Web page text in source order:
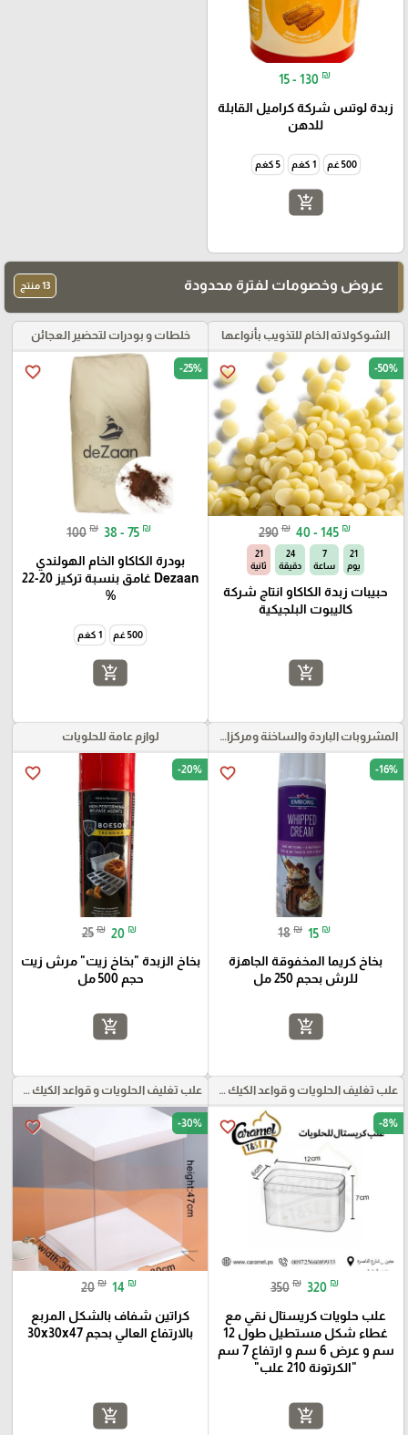
15 - 130 ₪
زبدة لوتس شركة كراميل القابلة
للدهن
500 غم 1 كغم 5 كغم
add_shopping_cart
عروض وخصومات لفترة محدودة 13 منتج
الشوكولاته الخام للتذويب بأنواعها
favorite_border -50%
290 ₪ 40 - 145 ₪
21
يوم
7
ساعة
24
دقيقة
20
ثانية
حبيبات زبدة الكاكاو انتاج شركة
كاليبوت البلجيكية
add_shopping_cart
خلطات و بودرات لتحضير العجائن
favorite_border -25%
100 ₪ 38 - 75 ₪
بودرة الكاكاو الخام الهولندي
Dezaan غامق بنسبة تركيز 20-22
%
500 غم 1 كغم
add_shopping_cart
المشروبات الباردة والساخنة ومركزات الموهيتو
favorite_border -16%
18 ₪ 15 ₪
بخاخ كريما المخفوقة الجاهزة
للرش بحجم 250 مل
add_shopping_cart
لوازم عامة للحلويات
favorite_border -20%
25 ₪ 20 ₪
بخاخ الزبدة "بخاخ زيت" مرش زيت
حجم 500 مل
add_shopping_cart
علب تغليف الحلويات و قواعد الكيك و علب بلاستيكية بأنواعها
favorite_border -8%
350 ₪ 320 ₪
علب حلويات كريستال نقي مع
غطاء شكل مستطيل طول 12
سم و عرض 6 سم و ارتفاع 7 سم
"الكرتونة 210 علب"
add_shopping_cart
علب تغليف الحلويات و قواعد الكيك و علب بلاستيكية بأنواعها
favorite_border -30%
20 ₪ 14 ₪
كراتين شفاف بالشكل المربع
بالارتفاع العالي بحجم 30x30x47
add_shopping_cart